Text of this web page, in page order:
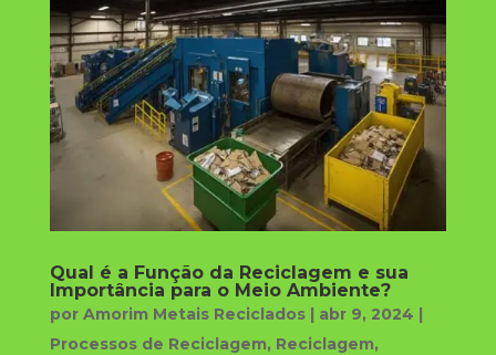
Qual é a Função da Reciclagem e sua
Importância para o Meio Ambiente?
por Amorim Metais Reciclados| abr 9, 2024 |
Processos de Reciclagem, Reciclagem,